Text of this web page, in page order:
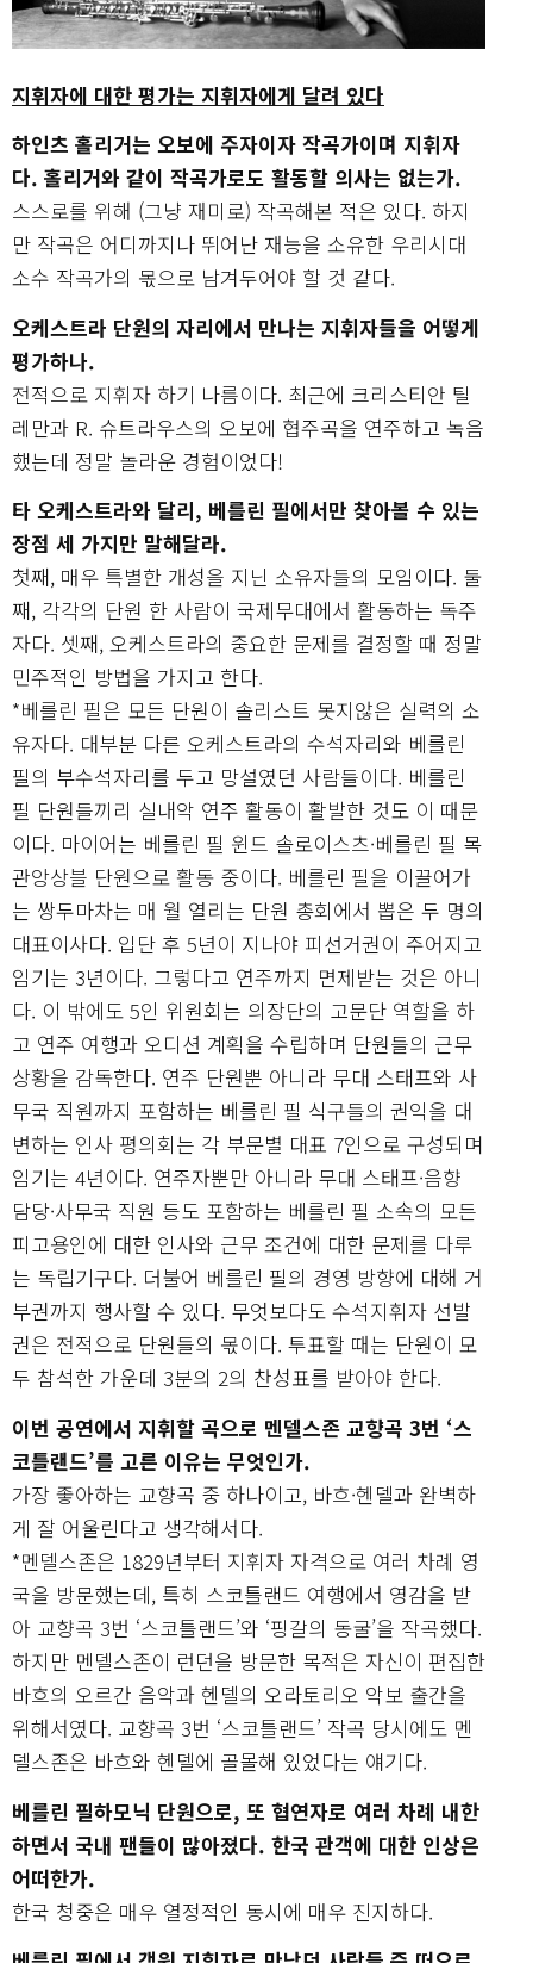
지휘자에 대한 평가는 지휘자에게 달려 있다
하인츠 홀리거는 오보에 주자이자 작곡가이며 지휘자
다. 홀리거와 같이 작곡가로도 활동할 의사는 없는가.
스스로를 위해 (그냥 재미로) 작곡해본 적은 있다. 하지
만 작곡은 어디까지나 뛰어난 재능을 소유한 우리시대
소수 작곡가의 몫으로 남겨두어야 할 것 같다.
오케스트라 단원의 자리에서 만나는 지휘자들을 어떻게
평가하나.
전적으로 지휘자 하기 나름이다. 최근에 크리스티안 틸
레만과 R. 슈트라우스의 오보에 협주곡을 연주하고 녹음
했는데 정말 놀라운 경험이었다!
타 오케스트라와 달리, 베를린 필에서만 찾아볼 수 있는
장점 세 가지만 말해달라.
첫째, 매우 특별한 개성을 지닌 소유자들의 모임이다. 둘
째, 각각의 단원 한 사람이 국제무대에서 활동하는 독주
자다. 셋째, 오케스트라의 중요한 문제를 결정할 때 정말
민주적인 방법을 가지고 한다.
*베를린 필은 모든 단원이 솔리스트 못지않은 실력의 소
유자다. 대부분 다른 오케스트라의 수석자리와 베를린
필의 부수석자리를 두고 망설였던 사람들이다. 베를린
필 단원들끼리 실내악 연주 활동이 활발한 것도 이 때문
이다. 마이어는 베를린 필 윈드 솔로이스츠·베를린 필 목
관앙상블 단원으로 활동 중이다. 베를린 필을 이끌어가
는 쌍두마차는 매 월 열리는 단원 총회에서 뽑은 두 명의
대표이사다. 입단 후 5년이 지나야 피선거권이 주어지고
임기는 3년이다. 그렇다고 연주까지 면제받는 것은 아니
다. 이 밖에도 5인 위원회는 의장단의 고문단 역할을 하
고 연주 여행과 오디션 계획을 수립하며 단원들의 근무
상황을 감독한다. 연주 단원뿐 아니라 무대 스태프와 사
무국 직원까지 포함하는 베를린 필 식구들의 권익을 대
변하는 인사 평의회는 각 부문별 대표 7인으로 구성되며
임기는 4년이다. 연주자뿐만 아니라 무대 스태프·음향
담당·사무국 직원 등도 포함하는 베를린 필 소속의 모든
피고용인에 대한 인사와 근무 조건에 대한 문제를 다루
는 독립기구다. 더불어 베를린 필의 경영 방향에 대해 거
부권까지 행사할 수 있다. 무엇보다도 수석지휘자 선발
권은 전적으로 단원들의 몫이다. 투표할 때는 단원이 모
두 참석한 가운데 3분의 2의 찬성표를 받아야 한다.
이번 공연에서 지휘할 곡으로 멘델스존 교향곡 3번 ‘스
코틀랜드’를 고른 이유는 무엇인가.
가장 좋아하는 교향곡 중 하나이고, 바흐·헨델과 완벽하
게 잘 어울린다고 생각해서다.
*멘델스존은 1829년부터 지휘자 자격으로 여러 차례 영
국을 방문했는데, 특히 스코틀랜드 여행에서 영감을 받
아 교향곡 3번 ‘스코틀랜드’와 ‘핑갈의 동굴’을 작곡했다.
하지만 멘델스존이 런던을 방문한 목적은 자신이 편집한
바흐의 오르간 음악과 헨델의 오라토리오 악보 출간을
위해서였다. 교향곡 3번 ‘스코틀랜드’ 작곡 당시에도 멘
델스존은 바흐와 헨델에 골몰해 있었다는 얘기다.
베를린 필하모닉 단원으로, 또 협연자로 여러 차례 내한
하면서 국내 팬들이 많아졌다. 한국 관객에 대한 인상은
어떠한가.
한국 청중은 매우 열정적인 동시에 매우 진지하다.